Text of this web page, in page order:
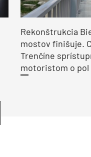
Rekonštrukcia
mostov finišuje.
Trenčíne
motoristom o pol